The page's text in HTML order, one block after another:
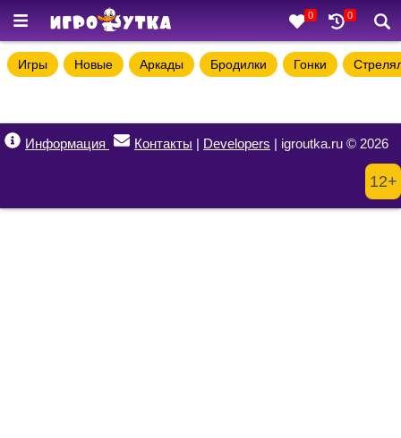
0 0
Игры Новые Аркады Бродилки Гонки
Информация Контакты | Developers | igroutka.ru © 2026
12+